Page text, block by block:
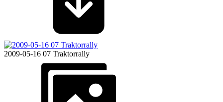
2009-05-16 07 Traktorrally